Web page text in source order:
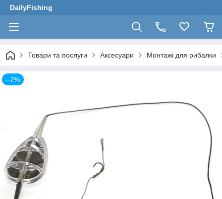
DailyFishing
Товари та послуги Аксесуари Монтажі для рибалки
–7%